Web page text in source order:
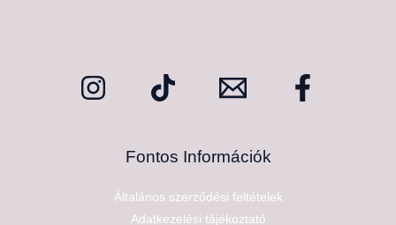
Fontos Információk
Általános szerződési feltételek
Adatkezelési tájékoztató